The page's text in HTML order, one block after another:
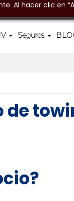
Al hacer clic en
Seguros
de